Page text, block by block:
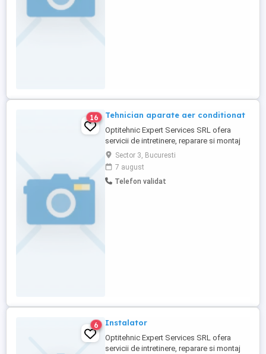
16 Tehnician aparate aer conditionat
Optitehnic Expert Services SRL ofera
servicii de intretinere, reparare si montaj
sisteme de climatizare de orice tip: -
Experienta in domeniul montajului si
mentenantei instalatiilor de climatizare; -
Diploma de frigotehnist constituie avantaj;
Sector 3, Bucuresti
7 august
Telefon validat
6 Instalator
Optitehnic Expert Services SRL ofera
servicii de intretinere, reparare si montaj